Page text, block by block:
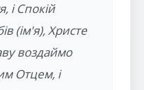
і Спокій
(ім'я), Христе
воздаймо
Отцем, і